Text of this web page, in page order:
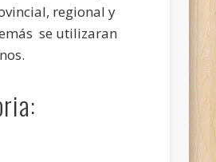
regional y
se utilizaran